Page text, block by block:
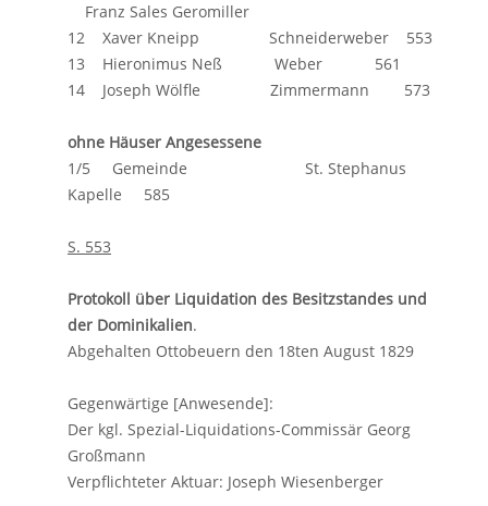
Franz Sales Geromiller
12 Xaver Kneipp Schneiderweber 553
13 Hieronimus Neß Weber 561
14 Joseph Wölfle Zimmermann 573
ohne Häuser Angesessene
1/5 Gemeinde St. Stephanus
Kapelle 585
S. 553
Protokoll über Liquidation des Besitzstandes und
der Dominikalien.
Abgehalten Ottobeuern den 18ten August 1829
Gegenwärtige [Anwesende]:
Der kgl. Spezial-Liquidations-Commissär Georg
Großmann
Verpflichteter Aktuar: Joseph Wiesenberger